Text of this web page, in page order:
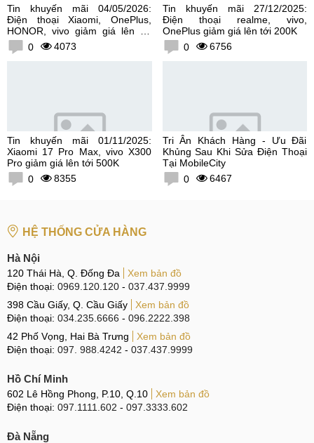
Tin khuyến mãi 04/05/2026:
Điện thoại Xiaomi, OnePlus,
HONOR, vivo giảm giá lên tới
300K0 4073
Tin khuyến mãi 27/12/2025:
Điện thoại realme, vivo,
OnePlus giảm giá lên tới 200K
0
6756
Tin khuyến mãi 01/11/2025:
Xiaomi 17 Pro Max, vivo X300
Pro giảm giá lên tới 500K
0
8355
Tri Ân Khách Hàng - Ưu Đãi
Khủng Sau Khi Sửa Điện Thoại
Tại MobileCity
0
6467
HỆ THỐNG CỬA HÀNG
Hà Nội
120 Thái Hà, Q. Đống Đa
Xem bản đồ
Điện thoại: 0969.120.120 - 037.437.9999
398 Cầu Giấy, Q. Cầu Giấy
Xem bản đồ
Điện thoại: 034.235.6666 - 096.2222.398
42 Phố Vọng, Hai Bà Trưng
Xem bản đồ
Điện thoại: 097. 988.4242 - 037.437.9999
Hồ Chí Minh
602 Lê Hồng Phong, P.10, Q.10
Xem bản đồ
Điện thoại: 097.1111.602 - 097.3333.602
Đà Nẵng